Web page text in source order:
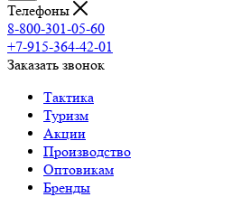
Телефоны
8-800-301-05-60
+7-915-364-42-01
Заказать звонок
Тактика
Туризм
Акции
Производство
Оптовикам
Бренды